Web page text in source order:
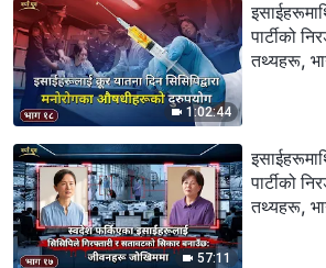
1:02:44
पार्टीको
तथ्यहरू,
57:11
पार्टीको
तथ्यहरू,